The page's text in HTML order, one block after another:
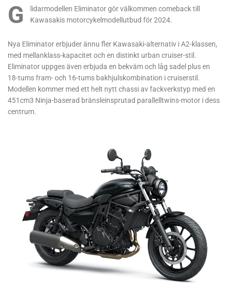
G
lidarmodellen Eliminator gör välkommen comeback till
Kawasakis motorcykelmodellutbud för 2024.
Nya Eliminator erbjuder ännu fler Kawasaki-alternativ i A2-klassen,
med mellanklass-kapacitet och en distinkt urban cruiser-stil.
Eliminator uppges även erbjuda en bekväm och låg sadel plus en
18-tums fram- och 16-tums bakhjulskombination i cruiserstil.
Modellen kommer med ett helt nytt chassi av fackverkstyp med en
451cm3 Ninja-baserad bränsleinsprutad parallelltwins-motor i dess
centrum.